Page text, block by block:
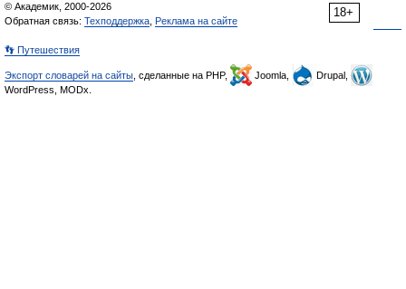
18+
© Академик, 2000-2026
Обратная связь: Техподдержка Реклама на сайте
👣 Путешествия
Экспорт словарей на сайты , сделанные на PHP, Joomla,
Drupal,
WordPress, MODx.